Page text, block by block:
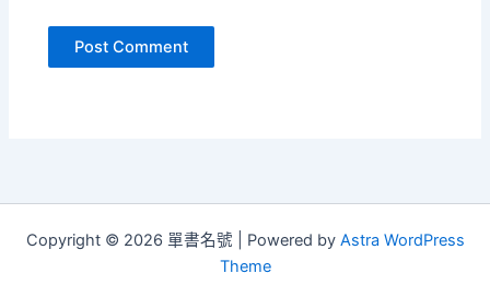
Copyright © 2026 單書名號 | Powered by Astra WordPress
Theme